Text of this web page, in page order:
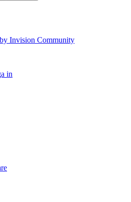
Invision Community
in